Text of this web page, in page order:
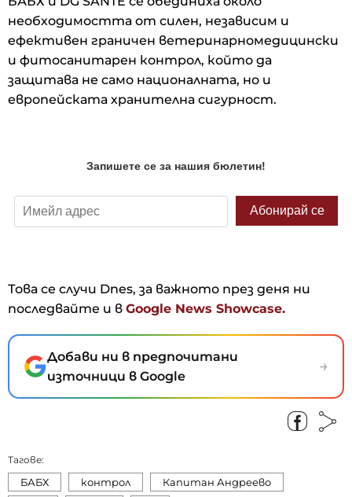
необходимостта от силен, независим и
ефективен граничен ветеринарномедицински
и фитосанитарен контрол, който да
защитава не само националната, но и
европейската хранителна сигурност.
Това се случи Dnes, за важното през деня ни
последвайте и в Google News Showcase.
Добави ни в предпочитани
източници в Google
→
Тагове:
БАБХ контрол
Капитан Андреево